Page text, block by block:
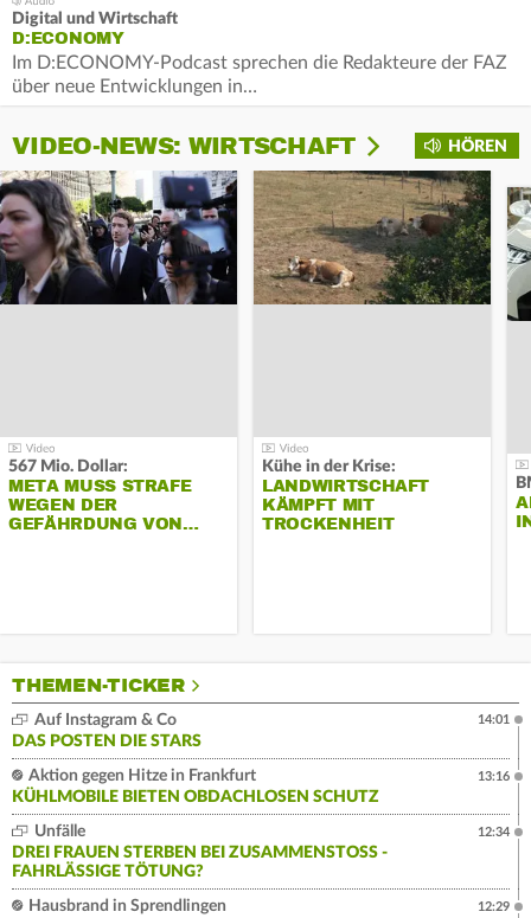
Digital und Wirtschaft
D:ECONOMY
Im D:ECONOMY-Podcast sprechen die Redakteure der FAZ
über neue Entwicklungen in…
HÖREN
VIDEO-NEWS: WIRTSCHAFT
567 Mio. Dollar:
META MUSS STRAFE
WEGEN DER
GEFÄHRDUNG VON…
Kühe in der Krise:
LANDWIRTSCHAFT
KÄMPFT MIT
TROCKENHEIT
THEMEN-TICKER
Auf Instagram & Co
DAS POSTEN DIE STARS
14:01
Aktion gegen Hitze in Frankfurt
KÜHLMOBILE BIETEN OBDACHLOSEN SCHUTZ
13:16
Unfälle
DREI FRAUEN STERBEN BEI ZUSAMMENSTOSS - F
AHRLÄSSIGE TÖTUNG?
12:34
Hausbrand in Sprendlingen
12:29